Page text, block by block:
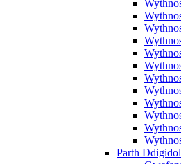
Parth